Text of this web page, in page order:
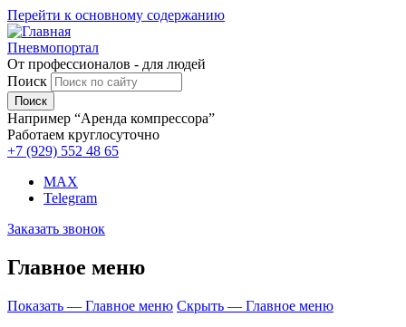
Перейти к основному содержанию
Пневмопортал
От профессионалов - для людей
Поиск
Например “Аренда компрессора”
Работаем круглосуточно
+7 (929) 552 48 65
MAX
Telegram
Заказать звонок
Главное меню
Показать — Главное меню Скрыть — Главное меню